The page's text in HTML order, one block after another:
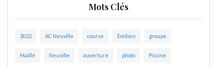
Mots Clés
2022 AC Neuville course Emilien groupe
Maillé Neuville ouverture photo Piscine